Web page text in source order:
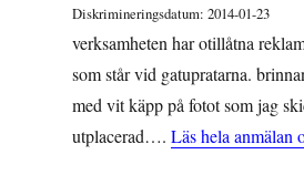
Diskrimineringsdatum: 2014-01-23
verksamheten har otillåtna
som står vid gatupratarna.
med vit käpp på fotot som jag
utplacerad…. Läs hela